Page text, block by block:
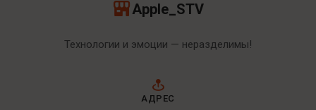
Apple_STV
Технологии и эмоции — неразделимы!
АДРЕС